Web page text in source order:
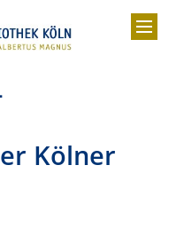
Kölner